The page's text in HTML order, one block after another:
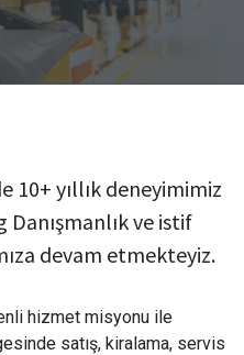
10+ yıllık deneyimimiz
Danışmanlık ve istif
devam etmekteyiz.
hizmet misyonu ile
satış, kiralama, servis